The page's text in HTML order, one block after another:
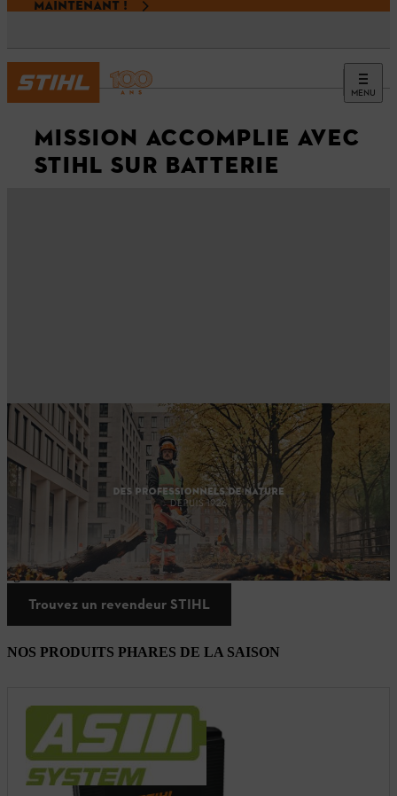
MAINTENANT !
MENU
MISSION ACCOMPLIE AVEC
STIHL SUR BATTERIE
Votre travail exige de la qualité.
Les professionnels ont besoin de machines qui convainquent par
leurs performances, leur qualité et leur fiabilité. Avec notre système
professionnel, vous pouvez compter sur un allié de taille
à vos côtés qui permet un
travail efficace, ergonomique et
respectueux de l’environnement
. Avec des performances
professionnelles dans toutes les situations, le système convainc
également grâce à une autonomie fiable de la batterie.
Trouvez un revendeur STIHL
NOS PRODUITS PHARES DE LA SAISON